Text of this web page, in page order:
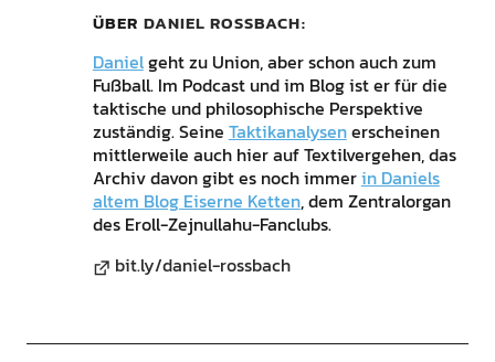
ÜBER DANIEL ROSSBACH
Danielgeht zu Union, aber schon auch zum
Fußball. Im Podcast und im Blog ist er für die
taktische und philosophische Perspektive
zuständig. Seine Taktikanalysenerscheinen
mittlerweile auch hier auf Textilvergehen, das
Archiv davon gibt es noch immerin Daniels
altem Blog Eiserne Ketten, dem Zentralorgan
des Eroll-Zejnullahu-Fanclubs.
bit.ly/daniel-rossbach